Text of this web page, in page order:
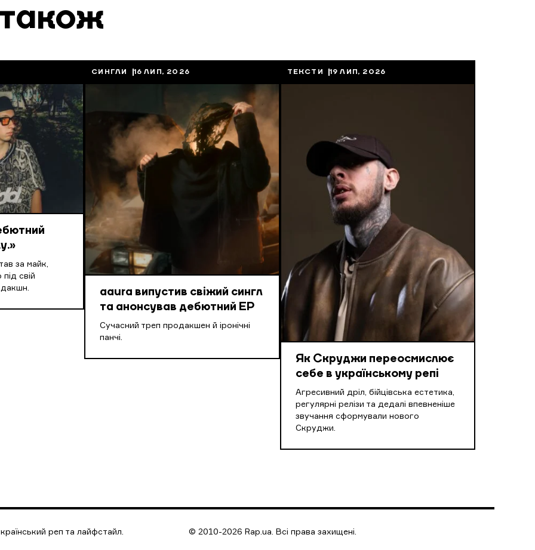
за майк,
свій
СИНГЛИ 16 ЛИП, 2026
aaura випустив свіжий сингл
та анонсував дебютний EP
Cучасний треп продакшен й іронічні
панчі.
ТЕКСТИ 19 ЛИП, 2026
Як Скруджи переосмислює
себе в українському репі
Агресивний дріл, бійцівська естетика,
регулярні релізи та дедалі впевненіше
звучання сформували нового
Скруджи.
реп та лайфстайл. © 2010-2026 Rap.ua. Всі права захищені.